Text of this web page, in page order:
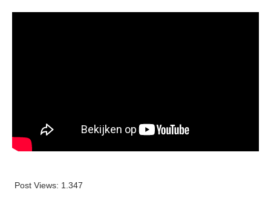
Post Views: 1.347